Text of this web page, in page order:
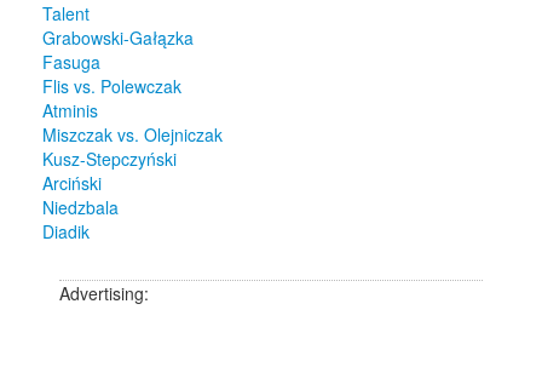
Talent
Grabowski-Gałązka
Fasuga
Flis vs. Polewczak
Atminis
Miszczak vs. Olejniczak
Kusz-Stepczyński
Arciński
Niedzbala
Diadik
Advertising: